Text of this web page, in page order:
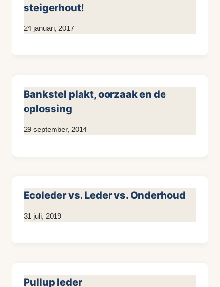
steigerhout!
Door
24 januari, 2017
Bankstel plakt, oorzaak en de
oplossing
Door
29 september, 2014
Ecoleder vs. Leder vs. Onderhoud
Door
31 juli, 2019
Pullup leder